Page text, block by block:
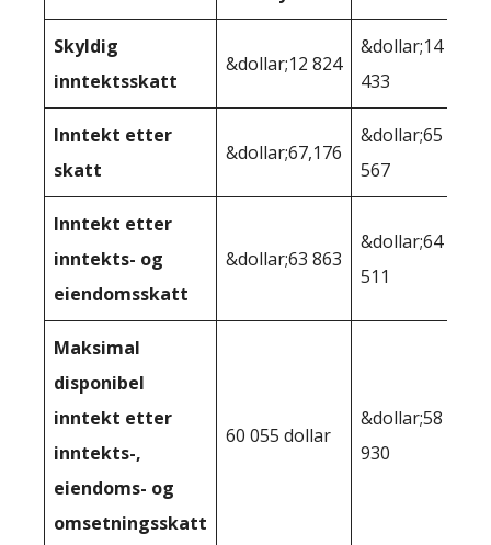
Skyldig
inntektsskatt
&dollar;12 824
&dollar;14
433
Inntekt etter
skatt
&dollar;67,176
&dollar;65
567
Inntekt etter
inntekts- og
eiendomsskatt
&dollar;63 863
&dollar;64
511
Maksimal
disponibel
inntekt etter
inntekts-,
eiendoms- og
omsetningsskatt
60 055 dollar
&dollar;58
930